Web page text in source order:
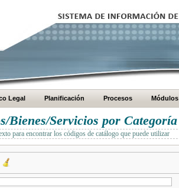
Legal Planificación Procesos Módulos
Bienes/Servicios por Categoría
para encontrar los códigos de catálogo que puede utilizar